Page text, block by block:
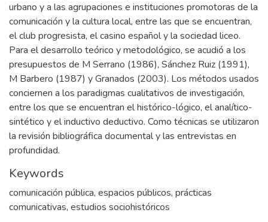
urbano y a las agrupaciones e instituciones promotoras de la
comunicación y la cultura local, entre las que se encuentran,
el club progresista, el casino español y la sociedad liceo.
Para el desarrollo teórico y metodológico, se acudió a los
presupuestos de M Serrano (1986), Sánchez Ruiz (1991),
M Barbero (1987) y Granados (2003). Los métodos usados
conciernen a los paradigmas cualitativos de investigación,
entre los que se encuentran el histórico-lógico, el analítico-
sintético y el inductivo deductivo. Como técnicas se utilizaron
la revisión bibliográfica documental y las entrevistas en
profundidad.
Keywords
comunicación pública, espacios públicos, prácticas
comunicativas, estudios sociohistóricos